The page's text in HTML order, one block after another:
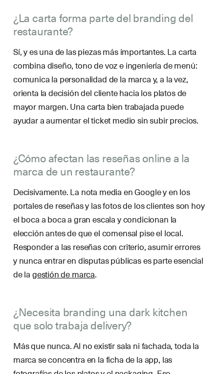
¿La carta forma parte del branding del
restaurante?
Sí, y es una de las piezas más importantes. La carta
combina diseño, tono de voz e ingeniería de menú:
comunica la personalidad de la marca y, a la vez,
orienta la decisión del cliente hacia los platos de
mayor margen. Una carta bien trabajada puede
ayudar a aumentar el ticket medio sin subir precios.
¿Cómo afectan las reseñas online a la
marca de un restaurante?
Decisivamente. La nota media en Google y en los
portales de reseñas y las fotos de los clientes son hoy
el boca a boca a gran escala y condicionan la
elección antes de que el comensal pise el local.
Responder a las reseñas con criterio, asumir errores
y nunca entrar en disputas públicas es parte esencial
de lagestión de marca.
¿Necesita branding una dark kitchen
que solo trabaja delivery?
Más que nunca. Al no existir sala ni fachada, toda la
marca se concentra en la ficha de la app, las